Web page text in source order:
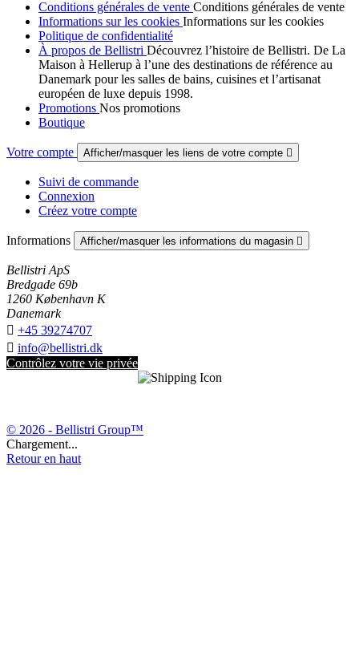
Conditions générales de vente Conditions générales de vente
Informations sur les cookies Informations sur les cookies
Politique de confidentialité
À propos de Bellistri Découvrez l’histoire de Bellistri. De La
Maison à Hellerup à l’une des destinations de référence au
Danemark pour les salles de bains, cuisines et l’artisanat
européen de luxe depuis 1998.
Promotions Nos promotions
Boutique
Votre compte Afficher/masquer les liens de votre compte 
Suivi de commande
Connexion
Créez votre compte
Informations Afficher/masquer les informations du magasin 
Bellistri ApS
Bredgade 69b
1260 København K
Danemark
 +45 39274707
 info@bellistri.dk
Contrôlez votre vie privée
© 2026 - Bellistri Group™
Chargement...
Retour en haut